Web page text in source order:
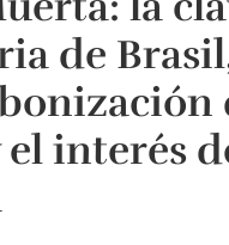
de
el interés